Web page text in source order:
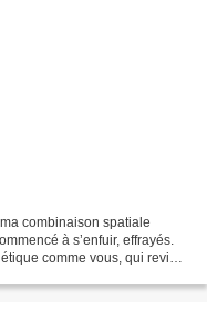
combinaison spatiale
à s’enfuir, effrayés.
comme vous, qui revient